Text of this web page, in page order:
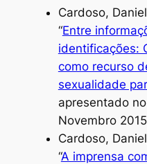
Cardoso,
“Entre
identificações:
como recurso
sexualidade
apresentado
Novembro
Cardoso,
“A imprensa